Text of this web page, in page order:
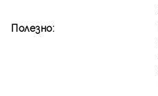
Полезно: